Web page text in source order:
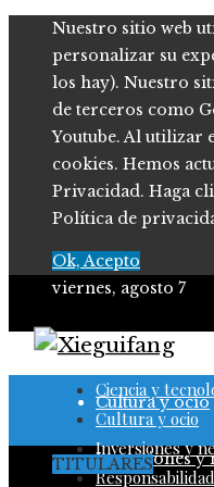
Nuestro sitio web
personalizar su
los hay). Nuestro
de terceros como
Youtube. Al utilizar
cookies. Hemos
Privacidad. Haga
Política de
Ok, Acepto
viernes, agosto 7
Ciencia y
Cultura y ocio
Inversiones y
Ciencia y
Cultura y ocio
Inversiones y
TITULARES